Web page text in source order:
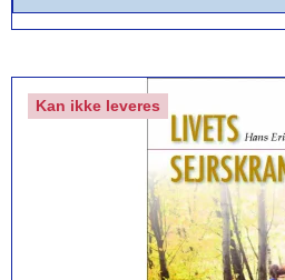
Kan ikke leveres